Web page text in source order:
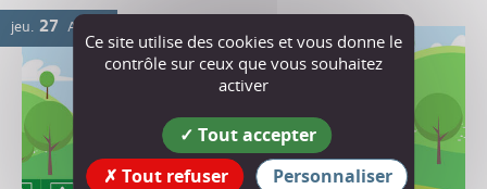
jeu. 27 AOÛT
Ce site utilise des cookies et vous donne le
contrôle sur ceux que vous souhaitez
activer
Tout accepter
Tout refuser
Personnaliser